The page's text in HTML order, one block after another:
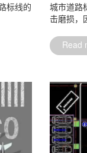
标线的
城市道路
击磨损，